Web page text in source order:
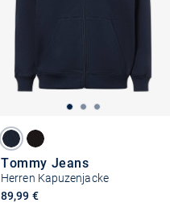
Tommy Jeans
Herren Kapuzenjacke
89,99 €